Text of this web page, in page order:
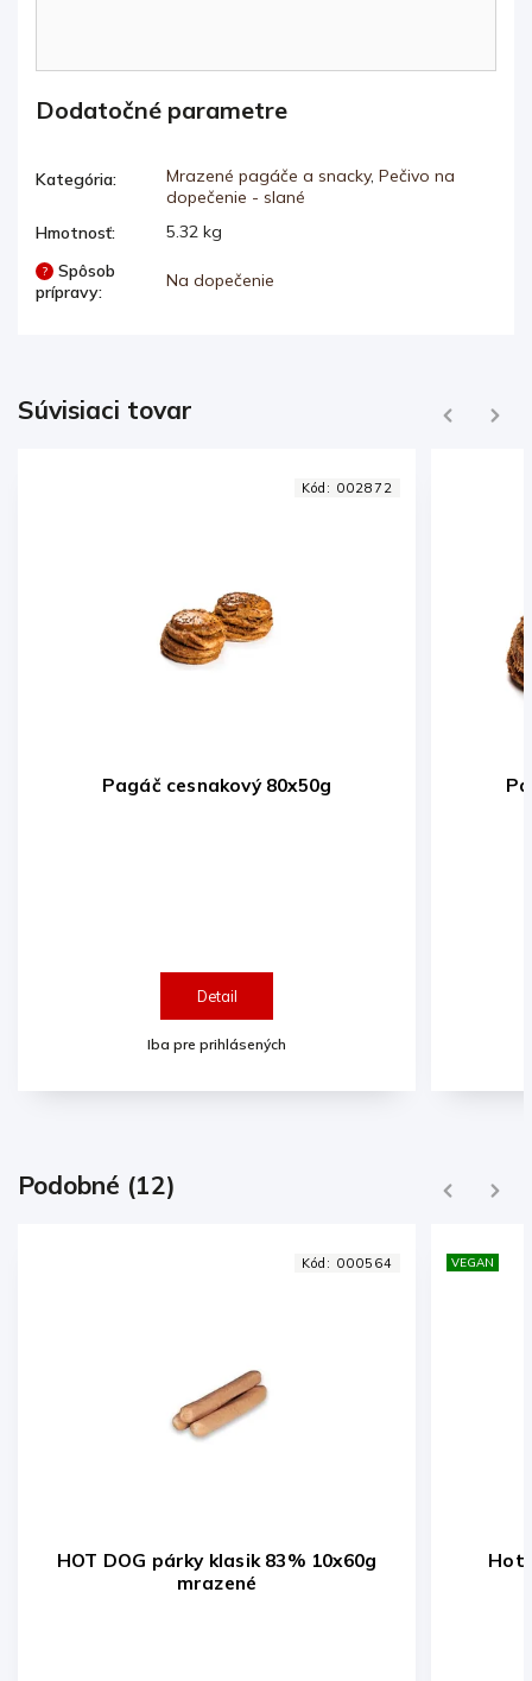
Dodatočné parametre
Kategória: Mrazené pagáče a snacky, Pečivo na
dopečenie - slané
Hmotnosť: 5.32 kg
?
Spôsob
prípravy:
Na dopečenie
Súvisiaci tovar Previous
Pagáč oškvarkový 40x100g
Iba pre prihlásených
Detail
Kód:000300
5
Next
Podobné (12) Previous
Hot Dog French pečivo KLASIK
60g/40ks
Kód:001020 VEGAN
Next